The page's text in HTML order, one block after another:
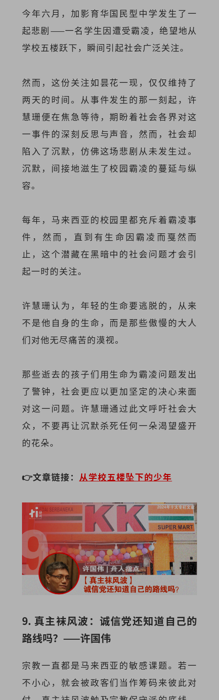
今年六月，加影育华国民型中学发生了一
起悲剧——一名学生因遭受霸凌，绝望地从
学校五楼跃下，瞬间引起社会广泛关注。
然而，这份关注如昙花一现，仅仅维持了
两天的时间。从事件发生的那一刻起，许
慧珊便在焦急等待，期盼着社会各界对这
一事件的深刻反思与声音，然而，社会却
陷入了沉默，仿佛这场悲剧从未发生过。
沉默，间接地滋生了校园霸凌的蔓延与纵
容。
每年，马来西亚的校园里都充斥着霸凌事
件，然而，直到有生命因霸凌而戛然而
止，这个潜藏在黑暗中的社会问题才会引
起一时的关注。
许慧珊认为，年轻的生命要逃脱的，从来
不是他自身的生命，而是那些傲慢的大人
们对他无尽痛苦的漠视。
那些逝去的孩子们用生命为霸凌问题发出
了警钟，社会更应以更加坚定的决心来面
对这一问题。许慧珊通过此文呼吁社会大
众，不要再让沉默杀死任何一朵渴望盛开
的花朵。
👉文章链接： 从学校五楼坠下的少年
9. 真主袜风波：诚信党还知道自己的
路线吗？——许国伟
宗教一直都是马来西亚的敏感课题。若一
不小心，就会被政客们当作筹码来彼此对